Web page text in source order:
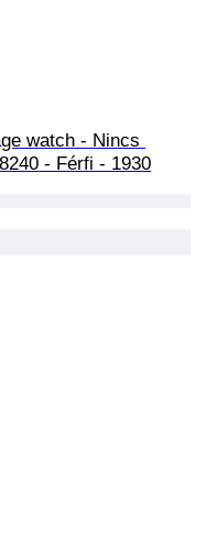
watch - Nincs
- Férfi - 1930